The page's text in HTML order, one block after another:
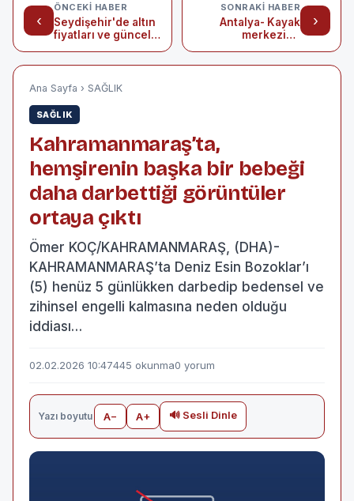
‹
ÖNCEKI HABER
Seydişehir'de altın
fiyatları ve güncel
›
SONRAKI HABER
Antalya- Kayak
merkezine
Ana Sayfa › SAĞLIK
SAĞLIK
Kahramanmaraş’ta,
hemşirenin başka bir bebeği
daha darbettiği görüntüler
ortaya çıktı
Ömer KOÇ/KAHRAMANMARAŞ, (DHA)-
KAHRAMANMARAŞ’ta Deniz Esin Bozoklar’ı
(5) henüz 5 günlükken darbedip bedensel ve
zihinsel engelli kalmasına neden olduğu
iddiası…
02.02.2026 10:47445 okunma0 yorum
Yazı boyutu A− A+ 🔊 Sesli Dinle